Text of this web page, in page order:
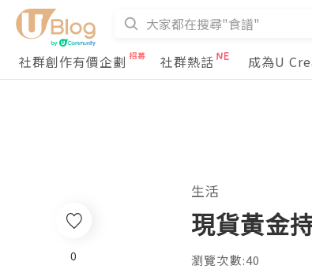
社群創作有價企劃 社群熱話 成為U
生活
現貨黃金
瀏覽次數:40
0